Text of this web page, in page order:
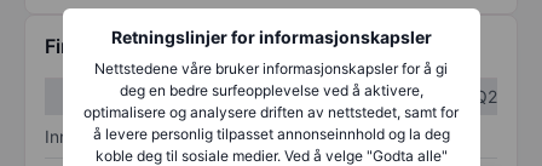
Retningslinjer for informasjonskapsler
Nettstedene våre bruker informasjonskapsler for å gi
deg en bedre surfeopplevelse ved å aktivere,
optimalisere og analysere driften av nettstedet, samt for
å levere personlig tilpasset annonseinnhold og la deg
koble deg til sosiale medier. Ved å velge "Godta alle"
Finansiell informasjon
Q1
Q2
Inntektsoversikt